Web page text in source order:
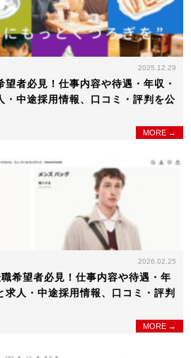
2025.12.29
者必見！仕事内容や待遇・年収・
・中途採用情報、口コミ・評判を公
MORE →
2026.02.25
希望者必見！仕事内容や待遇・年
求人・中途採用情報、口コミ・評判
MORE →